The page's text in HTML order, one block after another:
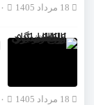
18 مرداد 1405
18 مرداد 1405